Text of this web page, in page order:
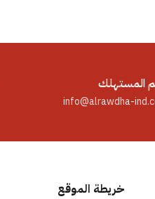
المستهلك
info@alrawdha-
خريطة الموقع